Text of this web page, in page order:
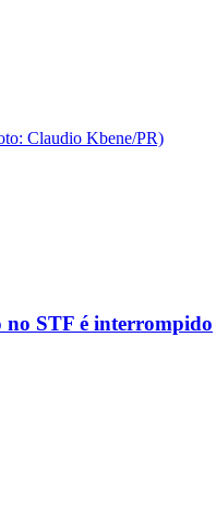
no STF é interrompido